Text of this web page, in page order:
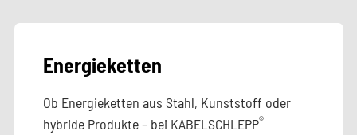
Energieketten
Ob Energieketten aus Stahl, Kunststoff oder
hybride Produkte – bei KABELSCHLEPP®